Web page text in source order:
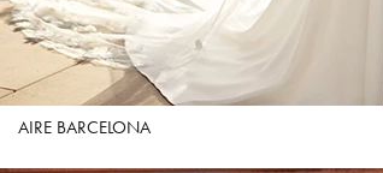
AIRE BARCELONA